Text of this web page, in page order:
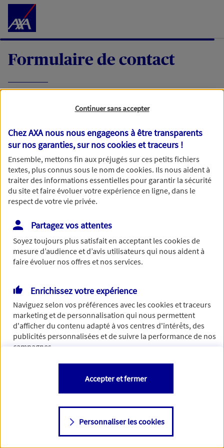
Accéder au Contenu
Formulaire de contact
demande, nous vous répondrons dans les
meilleurs délais par mail ou par téléphone.
Votre message :
Vous disposez de droits sur les informations vous concernant. Pour
plus d’informations,cliquez ici.
Continuer sans accepter
Chez AXA nous nous engageons à être transparents
sur nos garanties, sur noscookies et traceurs !
Ensemble, mettons fin aux préjugés sur ces petits fichiers
textes, plus connus sous le nom decookies. Ils nous aident à
traiter des informations essentielles pour garantir la sécurité
du site et faire évoluer votre expérience en ligne, dans le
respect de votre vie privée.
Partagez vos attentes
Soyez toujours plus satisfait en acceptant lescookiesde
mesure d’audience et d’avis utilisateurs qui nous aident à
faire évoluer nos offres et nos services.
Enrichissez votre expérience
Naviguez selon vos préférences avec lescookies et traceurs
marketing et de personnalisation qui nous permettent
d'afficher du contenu adapté à vos centres d'intérêts, des
publicités personnalisées et de suivre la performance de nos
campagnes.
Vous êtes libre de les accepter, de les refuser comme de
changer d'avis à tout moment en allant sur
Consulter notre politique decookies
Personnaliser les cookies
Accepter et fermer